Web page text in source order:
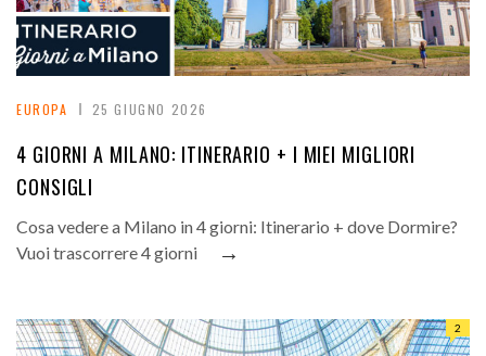
EUROPA 25 GIUGNO 2026
4 GIORNI A MILANO: ITINERARIO + I MIEI MIGLIORI
CONSIGLI
Cosa vedere a Milano in 4 giorni: Itinerario + dove Dormire?
Vuoi trascorrere 4 giorni
→
2